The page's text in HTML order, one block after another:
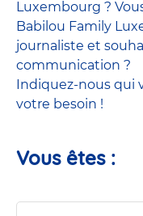
Luxembourg ?
Babilou Family
journaliste et
communication ?
Indiquez-nous qui
votre besoin !
Vous êtes :